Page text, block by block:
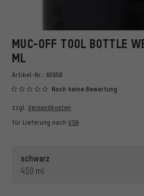
MUC-OFF TOOL BOTTLE
ML
Artikel-Nr.: 60658
Noch keine Bewertung
zzgl. Versandkosten
für Lieferung nach USA
schwarz
450 ml